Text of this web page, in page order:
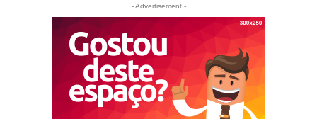
- Advertisement -